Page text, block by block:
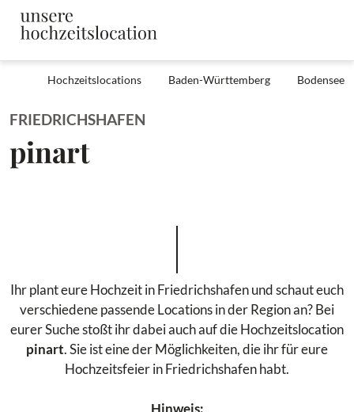
Hochzeitslocations Baden-Württemberg Bodensee
FRIEDRICHSHAFEN
pinart
Ihr plant eure Hochzeit in Friedrichshafen und schaut euch
verschiedene passende Locations in der Region an? Bei
eurer Suche stoßt ihr dabei auch auf die Hochzeitslocation
pinart. Sie ist eine der Möglichkeiten, die ihr für eure
Hochzeitsfeier in Friedrichshafen habt.
Hinweis: